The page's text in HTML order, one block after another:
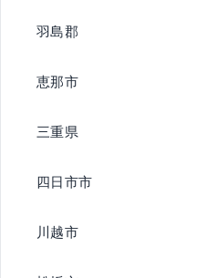
羽島郡
恵那市
三重県
四日市市
川越市